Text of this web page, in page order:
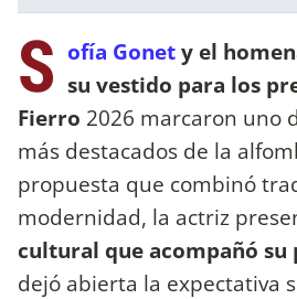
S ofía Gonety el
su vestido para los
Fierro 2026 marcaron uno
más destacados de la
propuesta que combinó
modernidad, la actriz
cultural que acompañó su
dejó abierta la expectativa